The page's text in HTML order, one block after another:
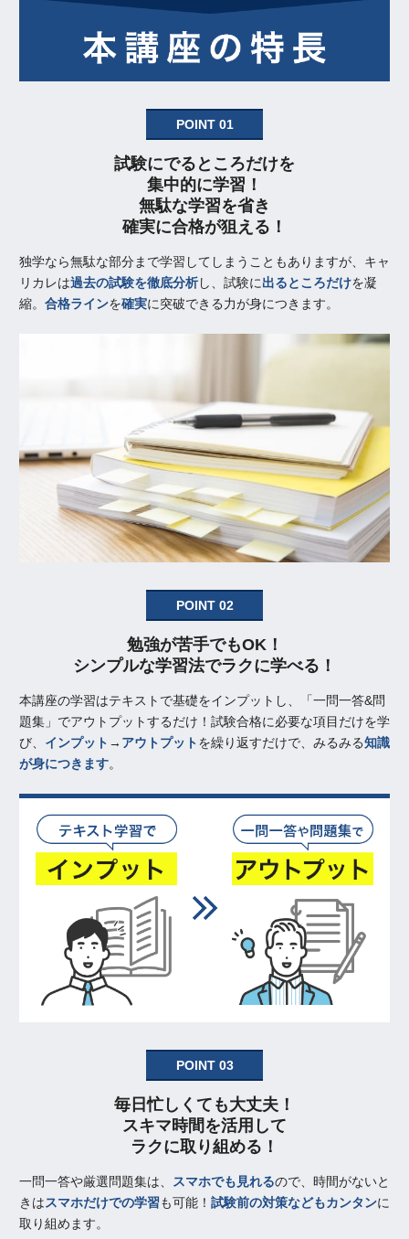
POINT 01
試験にでるところだけを
集中的に学習！
無駄な学習を省き
確実に合格が狙える！
独学なら無駄な部分まで学習してしまうこともありますが、キャ
リカレは過去の試験を徹底分析し、試験に出るところだけを凝
縮。 合格ラインを確実に突破できる力が身につきます。
POINT 02
勉強が苦手でもOK！
シンプルな学習法でラクに学べる！
本講座の学習はテキストで基礎をインプットし、「一問一答&問
題集」でアウトプットするだけ！試験合格に必要な項目だけを学
び、 インプット → アウトプットを繰り返すだけで、みるみる知識
が身につきます。
POINT 03
毎日忙しくても大丈夫！
スキマ時間を活用して
ラクに取り組める！
一問一答や厳選問題集は、 スマホでも見れるので、時間がないと
きはスマホだけでの学習も可能！ 試験前の対策などもカンタンに
取り組めます。